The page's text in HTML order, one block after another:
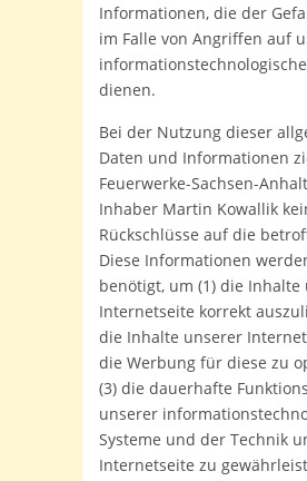
Informationen, die der
im Falle von Angriffen auf
dienen.
Bei der Nutzung dieser
Daten und Informationen
Feuerwerke-Sachsen-
Inhaber Martin Kowallik
Rückschlüsse auf die
Diese Informationen
benötigt, um (1) die Inhalte
Internetseite korrekt
die Inhalte unserer
die Werbung für diese zu
(3) die dauerhafte
unserer
Systeme und der Technik
Internetseite zu